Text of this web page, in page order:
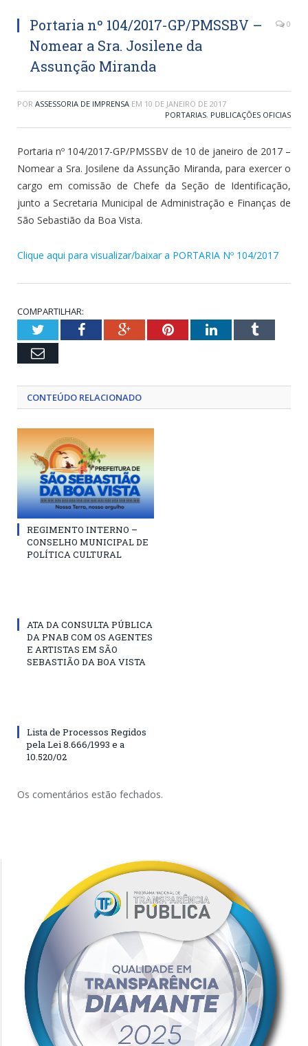
Portaria nº 104/2017-GP/PMSSBV –
Nomear a Sra. Josilene da
Assunção Miranda
0
POR ASSESSORIA DE IMPRENSA EM 10 DE JANEIRO DE 2017
PORTARIAS, PUBLICAÇÕES OFICIAS
Portaria nº 104/2017-GP/PMSSBV de 10 de janeiro de 2017 –
Nomear a Sra. Josilene da Assunção Miranda, para exercer o
cargo em comissão de Chefe da Seção de Identificação,
junto a Secretaria Municipal de Administração e Finanças de
São Sebastião da Boa Vista.
Clique aqui para visualizar/baixar a PORTARIA Nº 104/2017
COMPARTILHAR:
TwitterFacebookGoogle+PinterestLinkedInTumblr
Email
CONTEÚDO RELACIONADO
REGIMENTO INTERNO –
CONSELHO MUNICIPAL DE
POLÍTICA CULTURAL
ATA DA CONSULTA PÚBLICA
DA PNAB COM OS AGENTES
E ARTISTAS EM SÃO
SEBASTIÃO DA BOA VISTA
Lista de Processos Regidos
pela Lei 8.666/1993 e a
10.520/02
Os comentários estão fechados.